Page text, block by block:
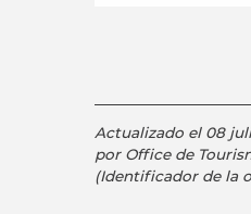
Actualizado el 08
por Office de
(Identificador de la